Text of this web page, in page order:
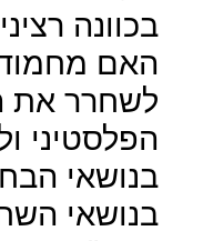
בכוונה
האם
לשחרר את
הפלסטיני
בנושאי
בנושאי